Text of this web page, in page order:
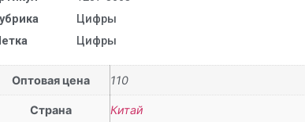
Цифры
Цифры
Оптовая цена 110
Страна Китай